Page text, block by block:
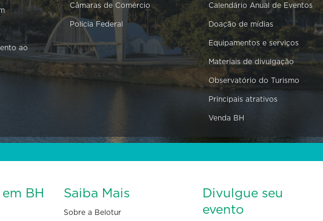
ao
Câmaras de Comércio
Polícia Federal
Calendário Anual de Eventos
Doação de mídias
Equipamentos e serviços
Materiais de divulgação
Observatório do Turismo
Principais atrativos
Venda BH
BH Saiba Mais
Sobre a Belotur
Divulgue seu
evento